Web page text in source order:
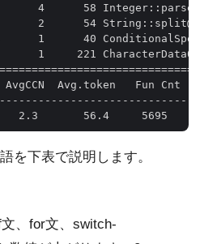
4      58
2      54
1      40
1     221
AvgCCN  Avg.token   Fun
を下表で説明します。
、for文、switch-